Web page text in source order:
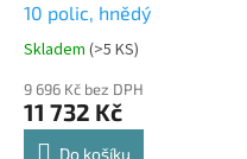
10 polic, hnědý
Průměrné
produktu
je
5,0
Skladem (>5 KS)
9 696 Kč bez DPH
11 732 Kč
Do košíku